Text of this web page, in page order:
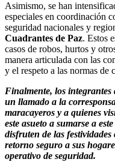
Asimismo, se han
especiales en coordinación
seguridad nacionales y
Cuadrantes de Paz. Estos
casos de robos, hurtos y
manera articulada con las
y el respeto a las normas de
Finalmente, los
un llamado a la
maracayeros y a quienes
este asueto a sumarse a
disfruten de las
retorno seguro a sus
operativo de seguridad.